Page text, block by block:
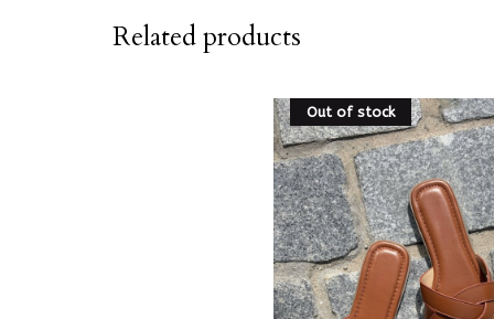
Related products
Out of stock